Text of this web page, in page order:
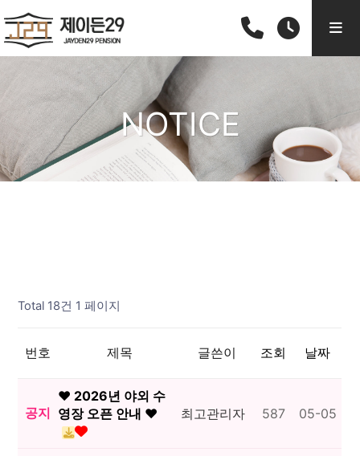
NOTICE
Total 18건 1 페이지
번호 제목 글쓴이 조회 날짜
공지
♥ 2026년 야외 수
영장 오픈 안내 ♥
최고관리자 587 05-05